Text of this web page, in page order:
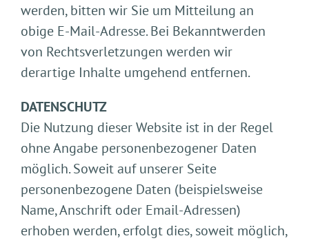
werden, bitten wir Sie um Mitteilung an
obige E-Mail-Adresse. Bei Bekanntwerden
von Rechtsverletzungen werden wir
derartige Inhalte umgehend entfernen.
DATENSCHUTZ
Die Nutzung dieser Website ist in der Regel
ohne Angabe personenbezogener Daten
möglich. Soweit auf unserer Seite
personenbezogene Daten (beispielsweise
Name, Anschrift oder Email-Adressen)
erhoben werden, erfolgt dies, soweit möglich,